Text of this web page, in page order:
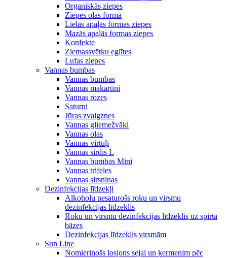
Organiskās ziepes
Ziepes olas formā
Lielās apaļās formas ziepes
Mazās apaļās formas ziepes
Konfekte
Ziemassvētku eglītes
Lufas ziepes
Vannas bumbas
Vannas bumbas
Vannas makarūni
Vannas rozes
Saturni
Jūras zvaigznes
Vannas gliemežvāki
Vannas olas
Vannas virtuļi
Vannas sirdis L
Vannas bumbas Mini
Vannas trifeles
Vannas sirsniņas
Dezinfekcijas līdzekļi
Alkoholu nesaturošs roku un virsmu
dezinfekcijas līdzeklis
Roku un virsmu dezinfekcijas līdzeklis uz spirta
bāzes
Dezinfekcijas līdzeklis virsmām
Sun Line
Nomierinošs losjons sejai un ķermenim pēc